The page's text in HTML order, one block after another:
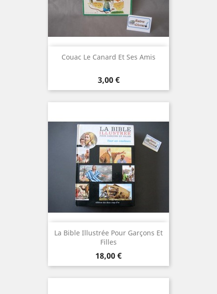
Couac Le Canard Et Ses Amis
Prix
3,00 €
La Bible Illustrée Pour Garçons Et
Filles
Prix
18,00 €